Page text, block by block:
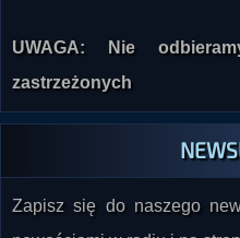
zastrzeżonych
Zapisz się do naszego
nowościami w radiu i na